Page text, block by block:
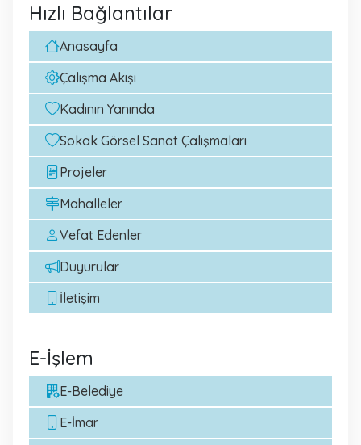
Hızlı Bağlantılar
Anasayfa
Çalışma Akışı
Kadının Yanında
Sokak Görsel Sanat Çalışmaları
Projeler
Mahalleler
Vefat Edenler
Duyurular
İletişim
E-İşlem
E-Belediye
E-İmar